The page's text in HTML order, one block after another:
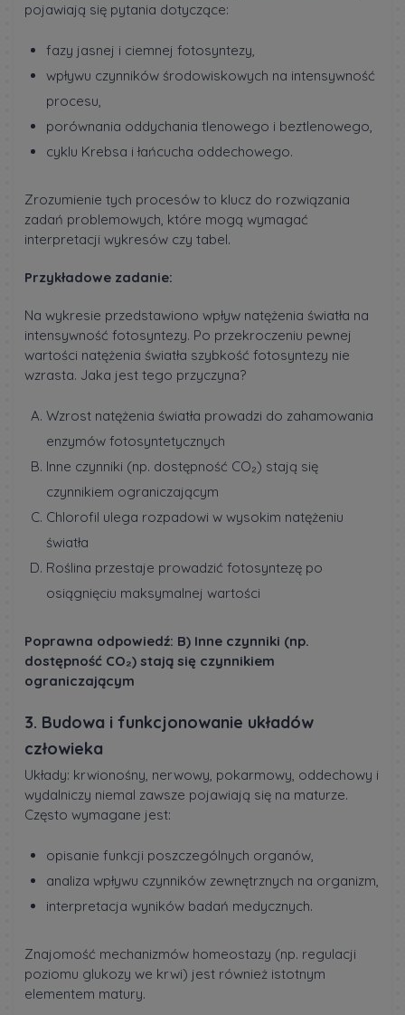
pojawiają się pytania dotyczące:
fazy jasnej i ciemnej fotosyntezy,
wpływu czynników środowiskowych na intensywność
procesu,
porównania oddychania tlenowego i beztlenowego,
cyklu Krebsa i łańcucha oddechowego.
Zrozumienie tych procesów to klucz do rozwiązania
zadań problemowych, które mogą wymagać
interpretacji wykresów czy tabel.
Przykładowe zadanie:
Na wykresie przedstawiono wpływ natężenia światła na
intensywność fotosyntezy. Po przekroczeniu pewnej
wartości natężenia światła szybkość fotosyntezy nie
wzrasta. Jaka jest tego przyczyna?
Wzrost natężenia światła prowadzi do zahamowania
enzymów fotosyntetycznych
Inne czynniki (np. dostępność CO₂) stają się
czynnikiem ograniczającym
Chlorofil ulega rozpadowi w wysokim natężeniu
światła
Roślina przestaje prowadzić fotosyntezę po
osiągnięciu maksymalnej wartości
Poprawna odpowiedź: B) Inne czynniki (np.
dostępność CO₂) stają się czynnikiem
ograniczającym
3. Budowa i funkcjonowanie układów
człowieka
Układy: krwionośny, nerwowy, pokarmowy, oddechowy i
wydalniczy niemal zawsze pojawiają się na maturze.
Często wymagane jest:
opisanie funkcji poszczególnych organów,
analiza wpływu czynników zewnętrznych na organizm,
interpretacja wyników badań medycznych.
Znajomość mechanizmów homeostazy (np. regulacji
poziomu glukozy we krwi) jest również istotnym
elementem matury.